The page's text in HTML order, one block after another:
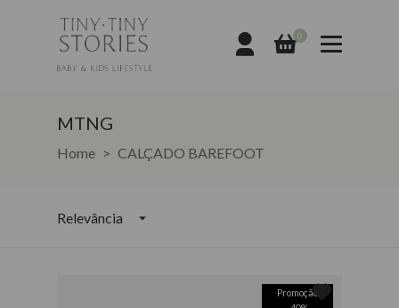
0
MTNG
MTNG
Home CALÇADO BAREFOOT
Relevância
Promoção